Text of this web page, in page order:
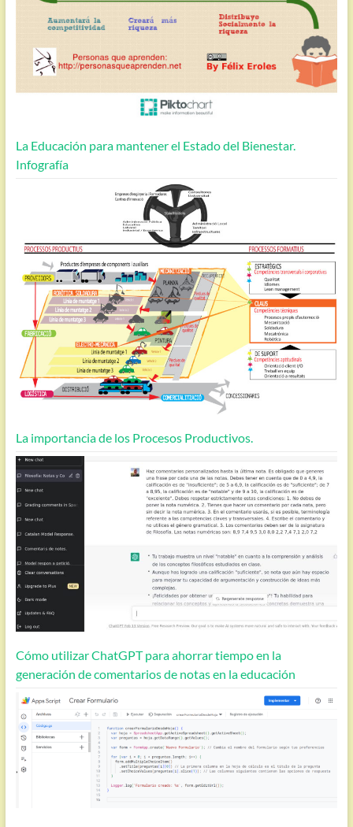
La Educación para mantener el Estado del Bienestar.
Infografía
La importancia de los Procesos Productivos.
Cómo utilizar ChatGPT para ahorrar tiempo en la
generación de comentarios de notas en la educación